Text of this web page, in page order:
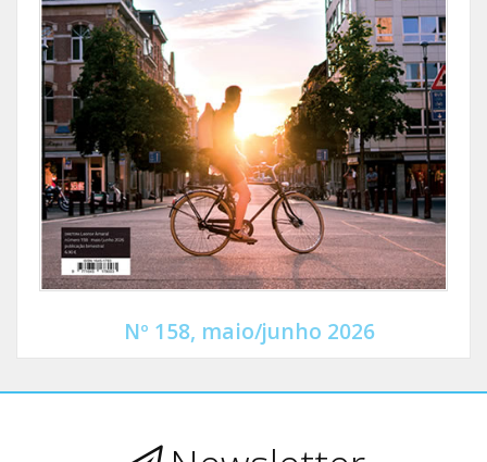
Nº 158, maio/junho 2026